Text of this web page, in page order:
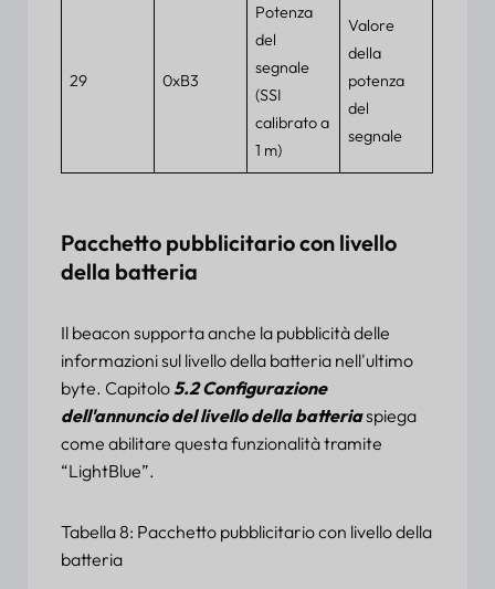
29 0xB3
Potenza
del
segnale
(SSI
calibrato a
1 m)
Valore
della
potenza
del
segnale
Pacchetto pubblicitario con livello
della batteria
Il beacon supporta anche la pubblicità delle
informazioni sul livello della batteria nell'ultimo
byte. Capitolo5.2 Configurazione
dell'annuncio del livello della batteriaspiega
come abilitare questa funzionalità tramite
“LightBlue”.
Tabella 8: Pacchetto pubblicitario con livello della
batteria